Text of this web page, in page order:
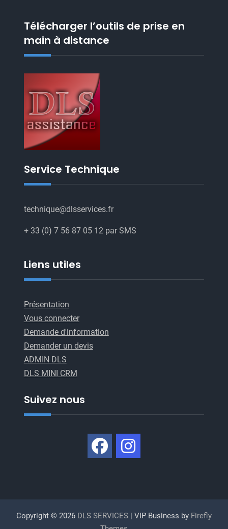
Télécharger l’outils de prise en
main à distance
Service Technique
technique@dlsservices.fr
+ 33 (0) 7 56 87 05 12 par SMS
Liens utiles
Présentation
Vous connecter
Demande d'information
Demander un devis
ADMIN DLS
DLS MINI CRM
Suivez nous
Copyright © 2026 DLS SERVICES| VIP Business by Firefly